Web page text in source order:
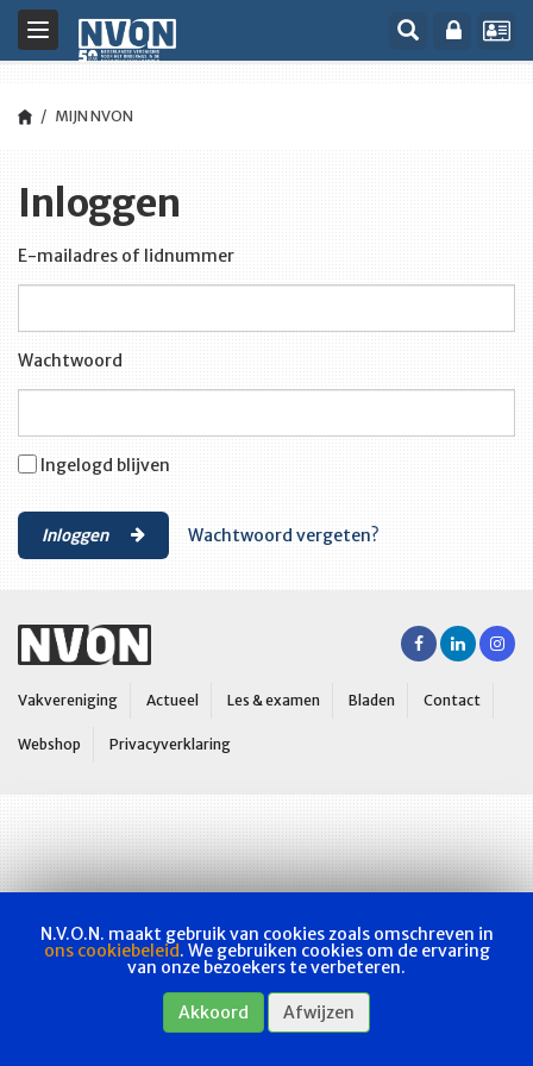
Toggle
navigation
MIJN NVON
Inloggen
E-mailadres of lidnummer
Wachtwoord
Ingelogd blijven
Inloggen Wachtwoord vergeten?
Vakvereniging Actueel Les & examen Bladen Contact
Webshop Privacyverklaring
N.V.O.N. maakt gebruik van cookies zoals omschreven in
ons cookiebeleid. We gebruiken cookies om de ervaring
van onze bezoekers te verbeteren.
Akkoord Afwijzen